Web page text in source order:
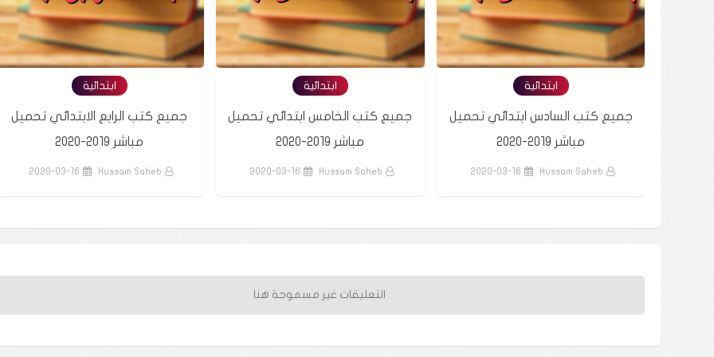
ابتدائية
جميع كتب السادس ابتدائي تحميل
مباشر 2019-2020
Hussam Saheb
2020-03-16
ابتدائية
جميع كتب الخامس ابتدائي تحميل
مباشر 2019-2020
Hussam Saheb
2020-03-16
ابتدائية
جميع كتب الرابع الابتدائي تحميل
مباشر 2019-2020
Hussam Saheb
2020-03-16
التعليقات غير مسموحة هنا